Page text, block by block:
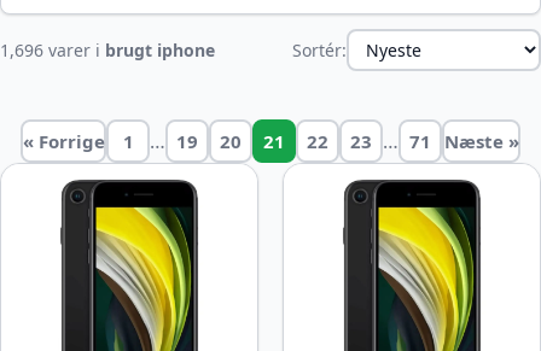
1,696 varer i brugt iphone Sortér:
« Forrige 1 … 19 20 21 22 23 … 71 Næste »